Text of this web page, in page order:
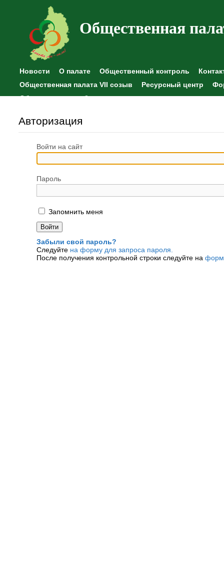
Общественная
Новости О палате Общественный контроль
Общественная палата VII созыв
Ресурсный центр
Общественные наблюдения
Авторизация
Войти на сайт
Пароль
Запомнить меня
Забыли свой пароль?
Следуйте на форму для запроса пароля.
После получения контрольной строки следуйте на